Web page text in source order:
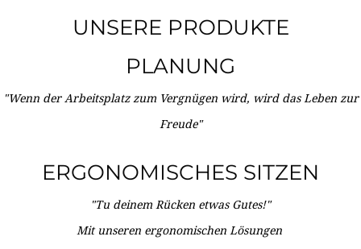
UNSERE PRODUKTE
PLANUNG
"Wenn der Arbeitsplatz zum Vergnügen wird, wird das Leben zur
Freude"
ERGONOMISCHES SITZEN
"Tu deinem Rücken etwas Gutes!"
Mit unseren ergonomischen Lösungen